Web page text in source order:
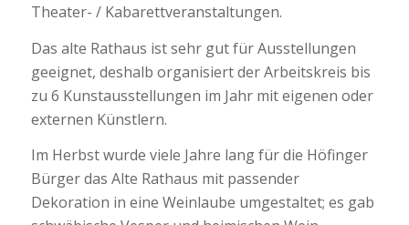
Theater- / Kabarettveranstaltungen.
Das alte Rathaus ist sehr gut für Ausstellungen
geeignet, deshalb organisiert der Arbeitskreis bis
zu 6 Kunstausstellungen im Jahr mit eigenen oder
externen Künstlern.
Im Herbst wurde viele Jahre lang für die Höfinger
Bürger das Alte Rathaus mit passender
Dekoration in eine Weinlaube umgestaltet; es gab